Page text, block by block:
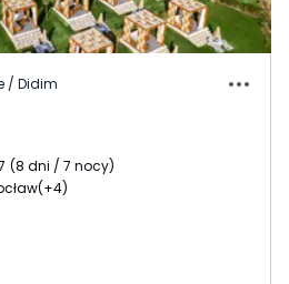
/ Didim
(8 dni / 7 nocy)
(+4)